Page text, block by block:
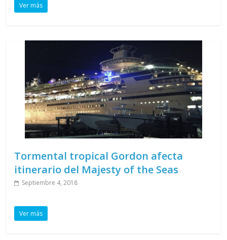
Ver más
Tormental tropical Gordon afecta
itinerario del Majesty of the Seas
Septiembre 4, 2018
Ver más